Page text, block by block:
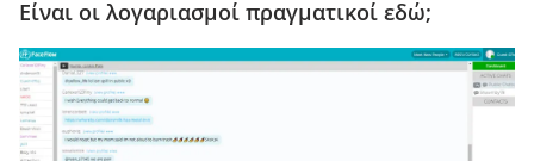
Είναι οι λογαριασμοί πραγματικοί εδώ;